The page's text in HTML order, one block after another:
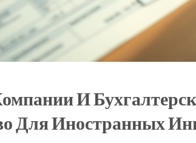
И
Для Иностранных